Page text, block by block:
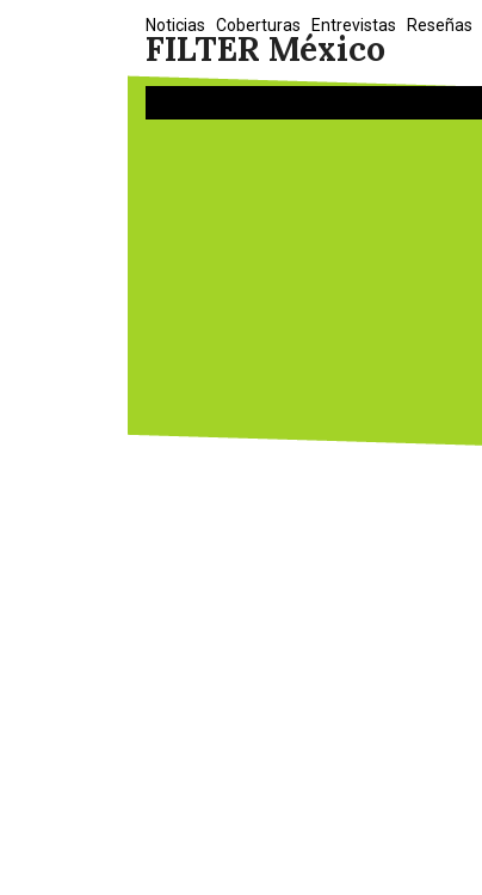
FILTER México
Noticias Coberturas Entrevistas Reseñas